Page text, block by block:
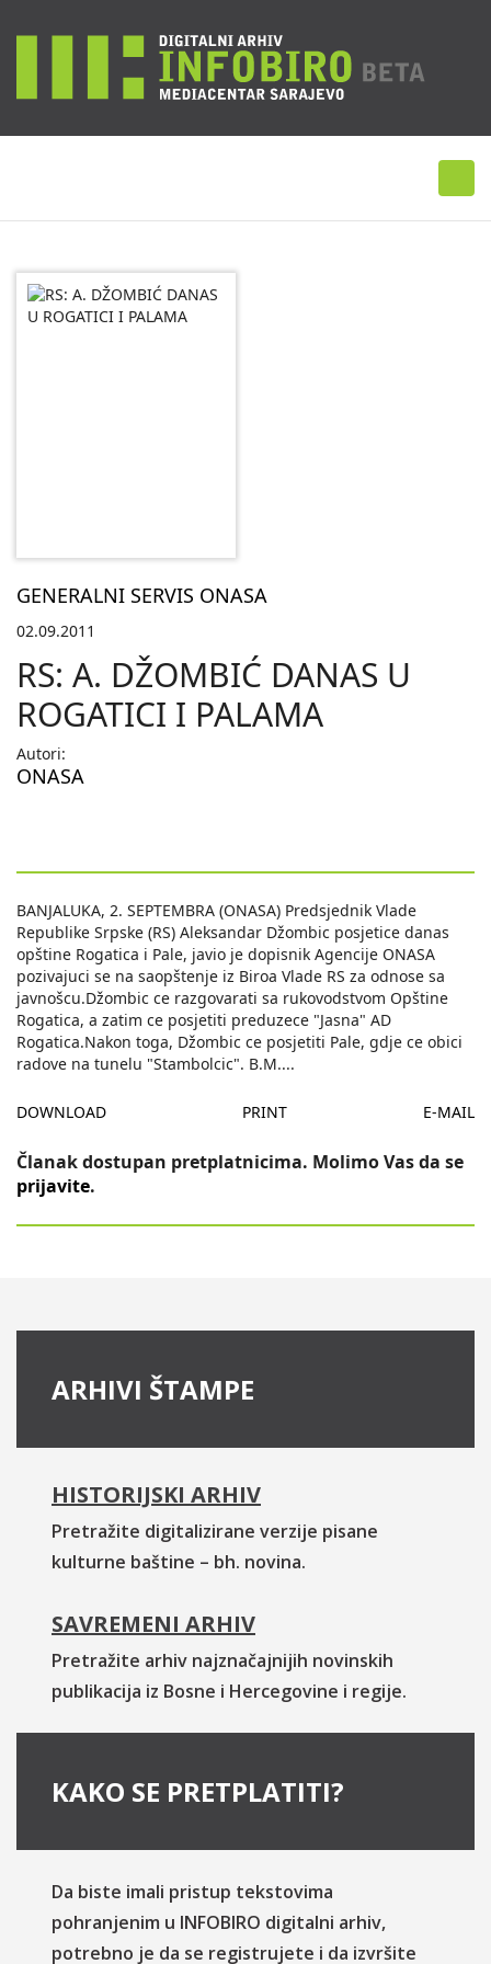
GENERALNI SERVIS ONASA
02.09.2011
RS: A. DŽOMBIĆ DANAS U
ROGATICI I PALAMA
Autori:
ONASA
BANJALUKA, 2. SEPTEMBRA (ONASA) Predsjednik Vlade
Republike Srpske (RS) Aleksandar Džombic posjetice danas
opštine Rogatica i Pale, javio je dopisnik Agencije ONASA
pozivajuci se na saopštenje iz Biroa Vlade RS za odnose sa
javnošcu.Džombic ce razgovarati sa rukovodstvom Opštine
Rogatica, a zatim ce posjetiti preduzece "Jasna" AD
Rogatica.Nakon toga, Džombic ce posjetiti Pale, gdje ce obici
radove na tunelu "Stambolcic". B.M....
DOWNLOAD PRINT E-MAIL
Članak dostupan pretplatnicima. Molimo Vas da se
prijavite.
ARHIVI ŠTAMPE
HISTORIJSKI ARHIV
Pretražite digitalizirane verzije pisane
kulturne baštine – bh. novina.
SAVREMENI ARHIV
Pretražite arhiv najznačajnijih novinskih
publikacija iz Bosne i Hercegovine i regije.
KAKO SE PRETPLATITI?
Da biste imali pristup tekstovima
pohranjenim u INFOBIRO digitalni arhiv,
potrebno je da se registrujete i da izvršite